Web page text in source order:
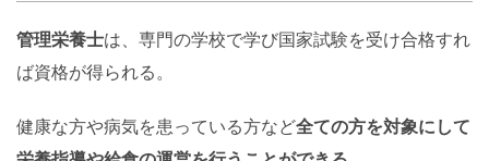
管理栄養士は、専門の学校で学び国家試験を受け合格すれ
ば資格が得られる。
健康な方や病気を患っている方など全ての方を対象にして